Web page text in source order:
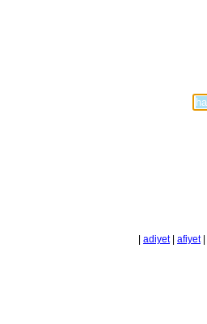
adiyet| afiyet|